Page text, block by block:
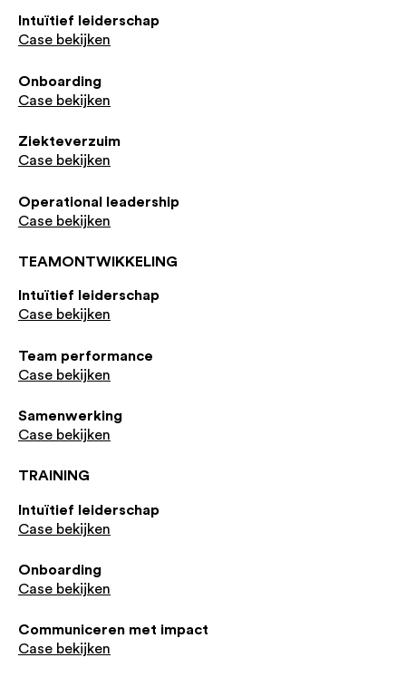
Intuïtief leiderschap
Case bekijken
Onboarding
Case bekijken
Ziekteverzuim
Case bekijken
Operational leadership
Case bekijken
TEAMONTWIKKELING
Intuïtief leiderschap
Case bekijken
Team performance
Case bekijken
Samenwerking
Case bekijken
TRAINING
Intuïtief leiderschap
Case bekijken
Onboarding
Case bekijken
Communiceren met impact
Case bekijken